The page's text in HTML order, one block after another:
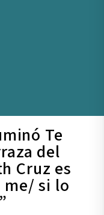
Te
del
Cruz es
si lo